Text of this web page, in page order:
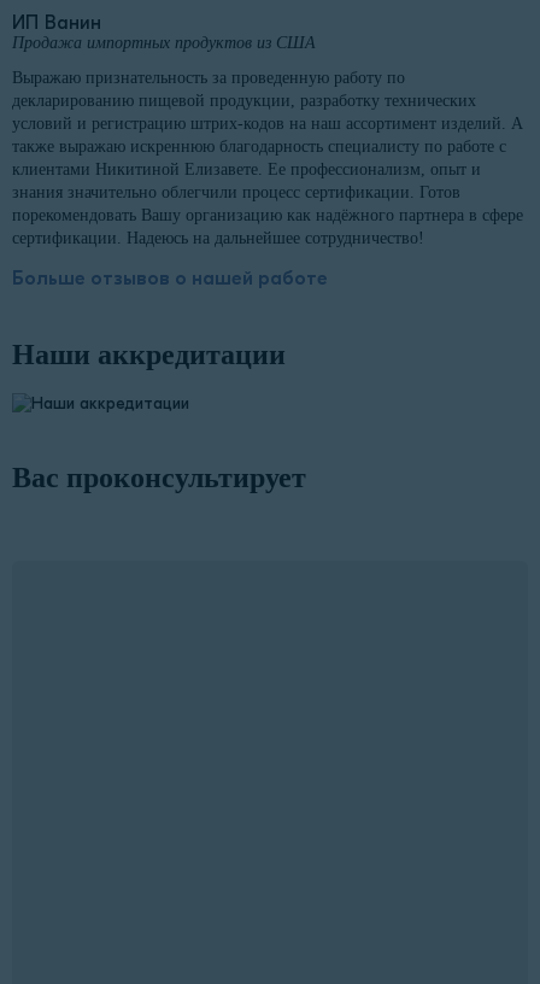
ИП Ванин
Продажа импортных продуктов из США
Выражаю признательность за проведенную работу по
декларированию пищевой продукции, разработку технических
условий и регистрацию штрих-кодов на наш ассортимент изделий. А
также выражаю искреннюю благодарность специалисту по работе с
клиентами Никитиной Елизавете. Ее профессионализм, опыт и
знания значительно облегчили процесс сертификации. Готов
порекомендовать Вашу организацию как надёжного партнера в сфере
сертификации. Надеюсь на дальнейшее сотрудничество!
Больше отзывов о нашей работе
Наши аккредитации
Вас проконсультирует